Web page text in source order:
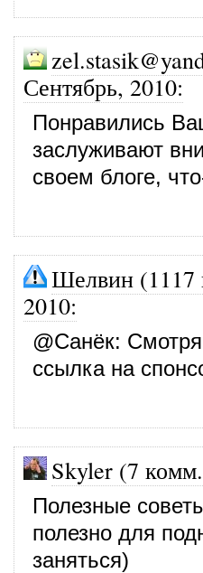
Сентябрь, 2010:
Понравились
заслуживают
своем блоге,
Шелвин (1117
2010:
@Санёк:
ссылка на
Skyler (7
Полезные
полезно для
заняться)